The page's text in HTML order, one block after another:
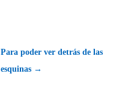
Para poder ver detrás de las
esquinas →